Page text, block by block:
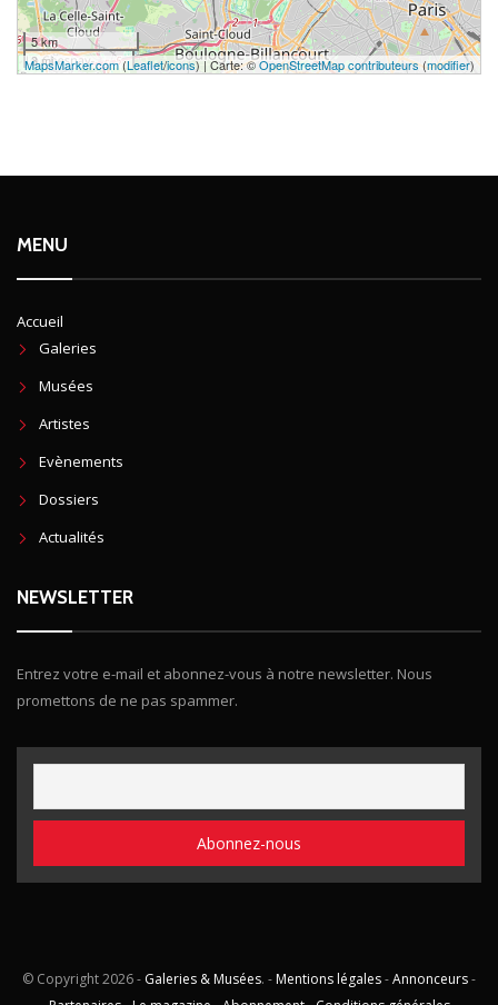
5 km
3 mi
MapsMarker.com(Leaflet/icons) | Carte: ©OpenStreetMap contributeurs(modifier)
MENU
Accueil
Galeries
Musées
Artistes
Evènements
Dossiers
Actualités
NEWSLETTER
Entrez votre e-mail et abonnez-vous à notre newsletter. Nous
promettons de ne pas spammer.
© Copyright2026 - Galeries & Musées. - Mentions légales-Annonceurs-